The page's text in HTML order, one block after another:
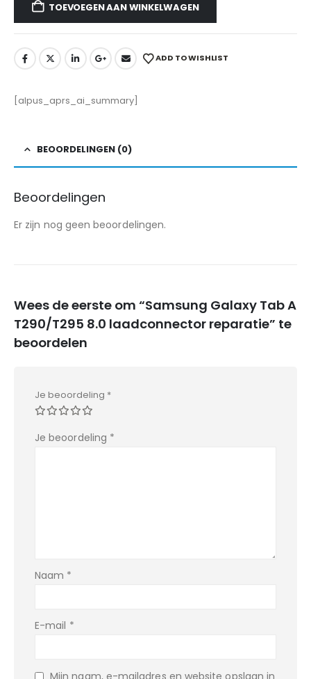
TOEVOEGEN AAN WINKELWAGEN
ADD TO WISHLIST
[alpus_aprs_ai_summary]
BEOORDELINGEN (0)
Beoordelingen
Er zijn nog geen beoordelingen.
Wees de eerste om “Samsung Galaxy Tab A
T290/T295 8.0 laadconnector reparatie” te
beoordelen
Je beoordeling *
Je beoordeling *
Naam *
E-mail *